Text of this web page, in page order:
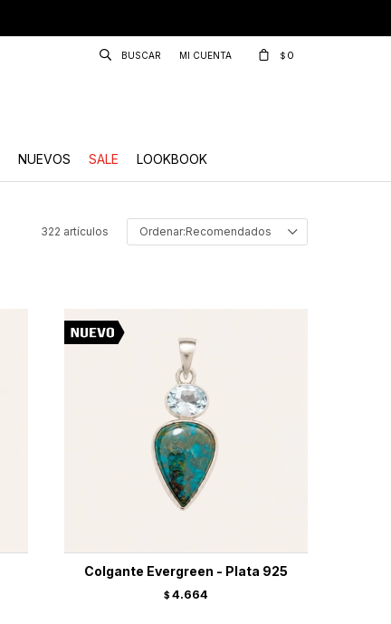
NUEVOS SALE LOOKBOOK
$ 0
322 artículos Recomendados
Colgante Evergreen - Plata 925
$ 4.664